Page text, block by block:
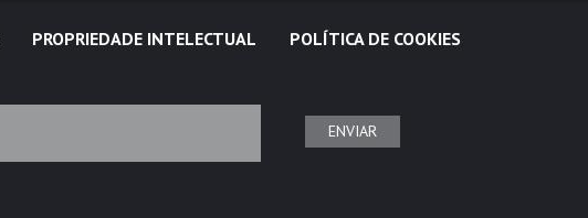
PROPRIEDADE INTELECTUAL POLÍTICA DE COOKIES
ENVIAR